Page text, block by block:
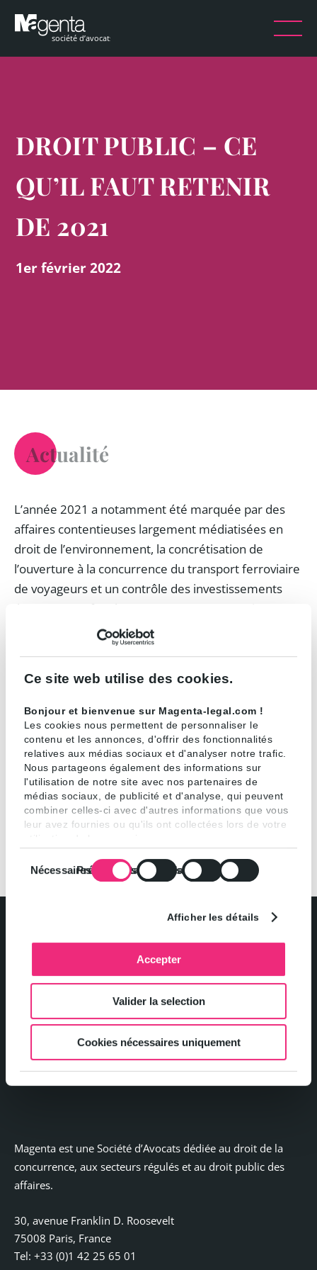
Ce site web utilise des cookies.
Bonjour et bienvenue sur Magenta-legal.com !
Les cookies nous permettent de personnaliser le
contenu et les annonces, d'offrir des fonctionnalités
relatives aux médias sociaux et d'analyser notre trafic.
Nous partageons également des informations sur
l'utilisation de notre site avec nos partenaires de
médias sociaux, de publicité et d'analyse, qui peuvent
combiner celles-ci avec d'autres informations que vous
leur avez fournies ou qu'ils ont collectées lors de votre
NécessairesPréférencesStatistiquesMarketing
Afficher les détails
Accepter
Valider la selection
Cookies nécessaires uniquement
DROIT PUBLIC – CE
QU’IL FAUT RETENIR
DE 2021
1er février 2022
Actualité
L’année 2021 a notamment été marquée par des
affaires contentieuses largement médiatisées en
droit de l’environnement, la concrétisation de
l’ouverture à la concurrence du transport ferroviaire
de voyageurs et un contrôle des investissements
étrangers renforcé. Nous vous proposons ci-
dessous une sélection des sujets les plus marquants
en droit public des affaires.
Pour en savoir plus…
Contact :
Fanny Mahler :fanny.mahler@magenta-legal.com
+33 1 42 25 65 04
Magenta est une Société d’Avocats dédiée au droit de la
concurrence, aux secteurs régulés et au droit public des
affaires.
30, avenue Franklin D. Roosevelt
75008 Paris, France
Tel: +33 (0)1 42 25 65 01
Politique de confidentialité et gestion des cookies
Mentions légales
Contact